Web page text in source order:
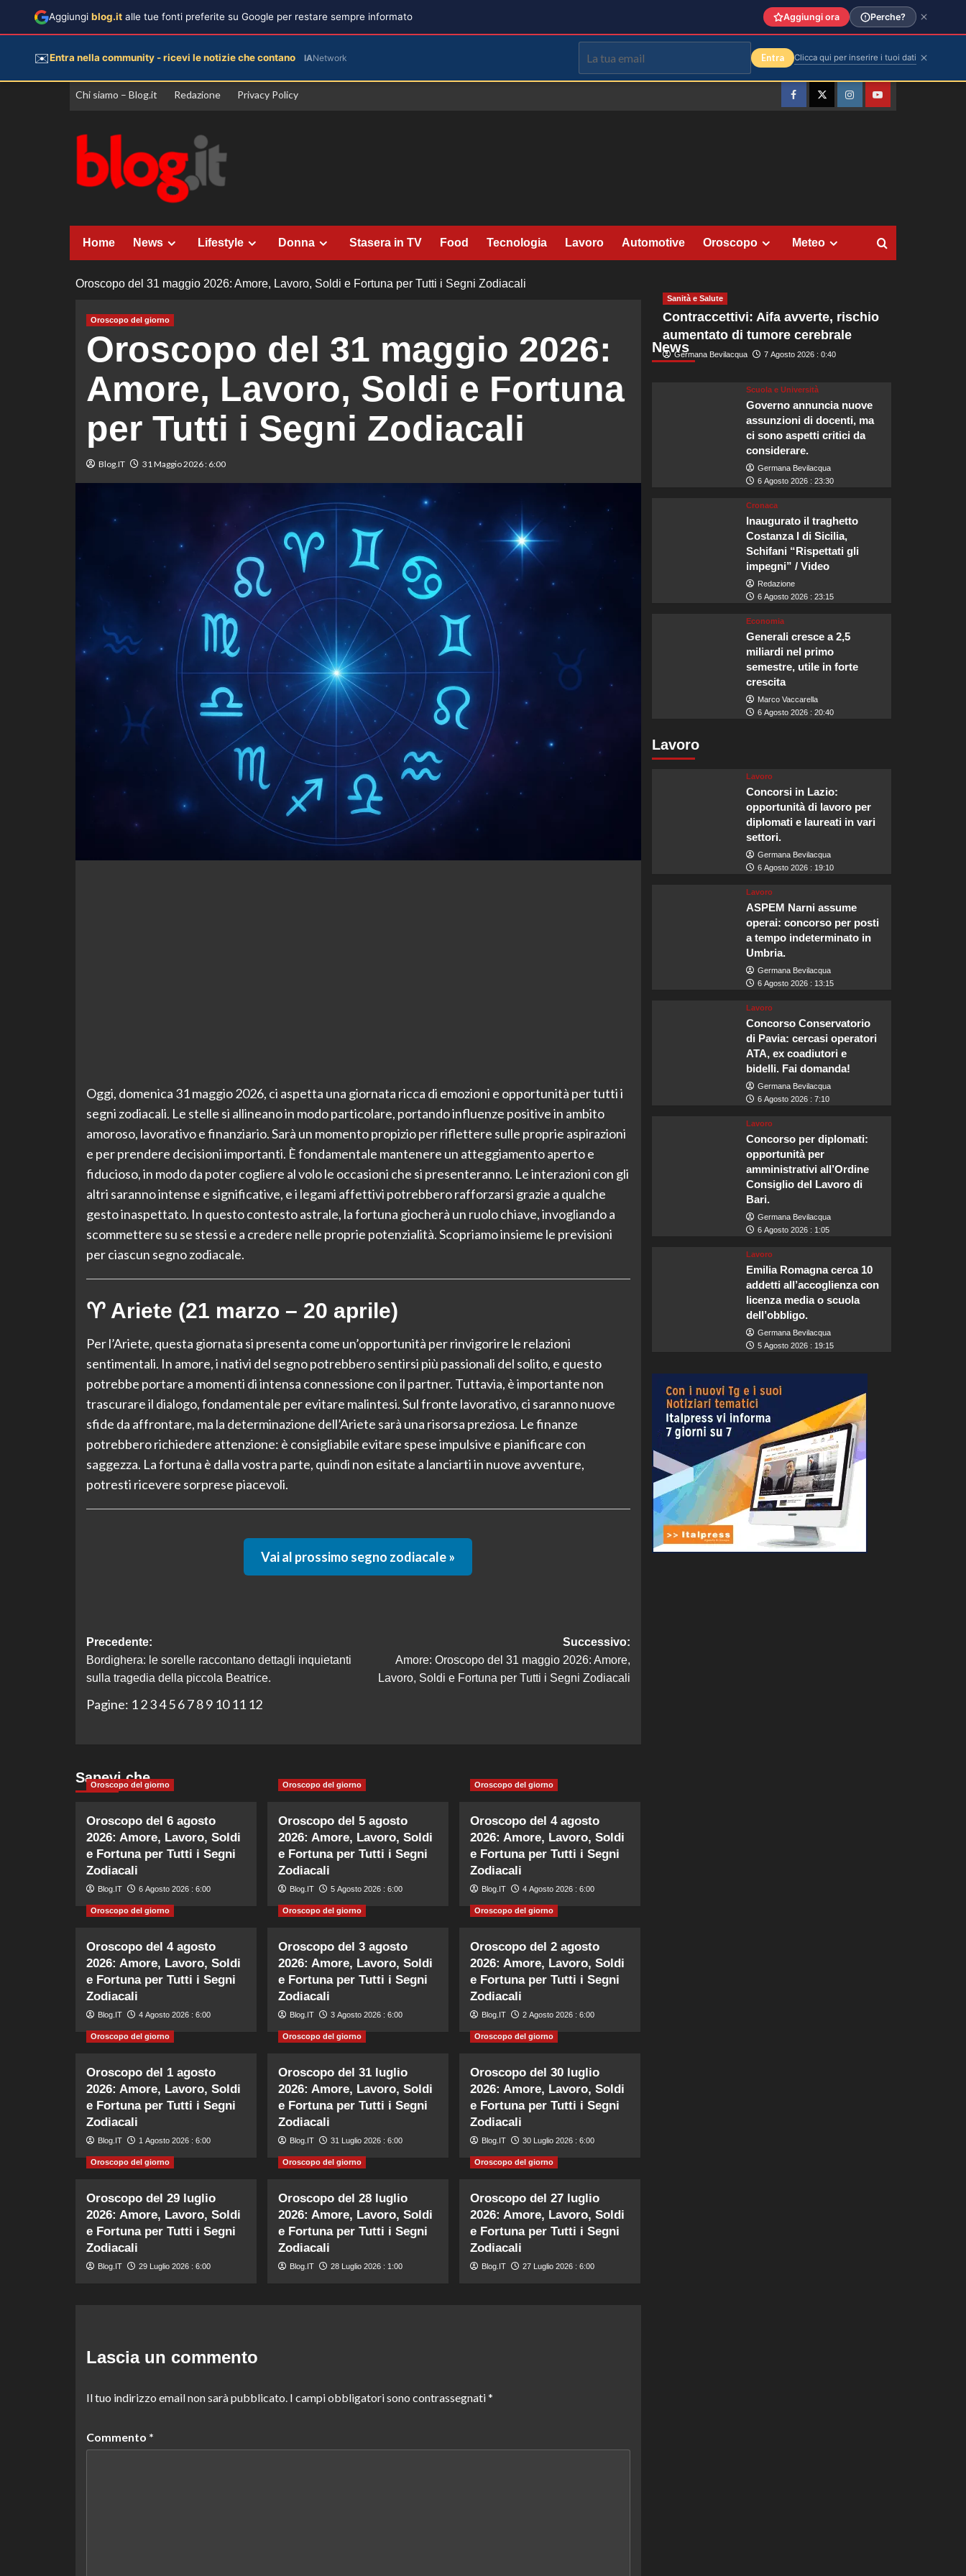
Vai
Chi siamo – Blog.it Redazione Privacy Policy
FacebookTwitterInstagramYouTube
Home News Lifestyle Donna Stasera in TV Food Tecnologia Lavoro Automotive Oroscopo Meteo
Oroscopo del 31 maggio 2026: Amore, Lavoro, Soldi e Fortuna per Tutti i Segni Zodiacali
Oroscopo del giorno
Oroscopo del 31 maggio 2026:
Amore, Lavoro, Soldi e Fortuna
per Tutti i Segni Zodiacali
Blog.IT 31 Maggio 2026 : 6:00
Oggi, domenica 31 maggio 2026, ci aspetta una giornata ricca di emozioni e opportunità per tutti i
segni zodiacali. Le stelle si allineano in modo particolare, portando influenze positive in ambito
amoroso, lavorativo e finanziario. Sarà un momento propizio per riflettere sulle proprie aspirazioni
e per prendere decisioni importanti. È fondamentale mantenere un atteggiamento aperto e
fiducioso, in modo da poter cogliere al volo le occasioni che si presenteranno. Le interazioni con gli
altri saranno intense e significative, e i legami affettivi potrebbero rafforzarsi grazie a qualche
gesto inaspettato. In questo contesto astrale, la fortuna giocherà un ruolo chiave, invogliando a
scommettere su se stessi e a credere nelle proprie potenzialità. Scopriamo insieme le previsioni
per ciascun segno zodiacale.
♈ Ariete (21 marzo – 20 aprile)
Per l’Ariete, questa giornata si presenta come un’opportunità per rinvigorire le relazioni
sentimentali. In amore, i nativi del segno potrebbero sentirsi più passionali del solito, e questo
potrebbe portare a momenti di intensa connessione con il partner. Tuttavia, è importante non
trascurare il dialogo, fondamentale per evitare malintesi. Sul fronte lavorativo, ci saranno nuove
sfide da affrontare, ma la determinazione dell’Ariete sarà una risorsa preziosa. Le finanze
potrebbero richiedere attenzione: è consigliabile evitare spese impulsive e pianificare con
saggezza. La fortuna è dalla vostra parte, quindi non esitate a lanciarti in nuove avventure,
potresti ricevere sorprese piacevoli.
Vai al prossimo segno zodiacale »
Navigazione
articolo
Precedente:
Bordighera: le sorelle raccontano dettagli inquietanti
sulla tragedia della piccola Beatrice.
Successivo:
Amore: Oroscopo del 31 maggio 2026: Amore,
Lavoro, Soldi e Fortuna per Tutti i Segni Zodiacali
Pagine: 1 2 34 5 6 7 8 9 10 11 12
Sapevi che…
Oroscopo del giorno
Oroscopo del 6 agosto
2026: Amore, Lavoro, Soldi
e Fortuna per Tutti i Segni
Zodiacali
Blog.IT 6 Agosto 2026 : 6:00
Oroscopo del giorno
Oroscopo del 5 agosto
2026: Amore, Lavoro, Soldi
e Fortuna per Tutti i Segni
Zodiacali
Blog.IT 5 Agosto 2026 : 6:00
Oroscopo del giorno
Oroscopo del 4 agosto
2026: Amore, Lavoro, Soldi
e Fortuna per Tutti i Segni
Zodiacali
Blog.IT 4 Agosto 2026 : 6:00
Oroscopo del giorno
Oroscopo del 4 agosto
2026: Amore, Lavoro, Soldi
e Fortuna per Tutti i Segni
Zodiacali
Blog.IT 4 Agosto 2026 : 6:00
Oroscopo del giorno
Oroscopo del 3 agosto
2026: Amore, Lavoro, Soldi
e Fortuna per Tutti i Segni
Zodiacali
Blog.IT 3 Agosto 2026 : 6:00
Oroscopo del giorno
Oroscopo del 2 agosto
2026: Amore, Lavoro, Soldi
e Fortuna per Tutti i Segni
Zodiacali
Blog.IT 2 Agosto 2026 : 6:00
Oroscopo del giorno
Oroscopo del 1 agosto
2026: Amore, Lavoro, Soldi
e Fortuna per Tutti i Segni
Zodiacali
Blog.IT 1 Agosto 2026 : 6:00
Oroscopo del giorno
Oroscopo del 31 luglio
2026: Amore, Lavoro, Soldi
e Fortuna per Tutti i Segni
Zodiacali
Blog.IT 31 Luglio 2026 : 6:00
Oroscopo del giorno
Oroscopo del 30 luglio
2026: Amore, Lavoro, Soldi
e Fortuna per Tutti i Segni
Zodiacali
Blog.IT 30 Luglio 2026 : 6:00
Oroscopo del giorno
Oroscopo del 29 luglio
2026: Amore, Lavoro, Soldi
e Fortuna per Tutti i Segni
Zodiacali
Blog.IT 29 Luglio 2026 : 6:00
Oroscopo del giorno
Oroscopo del 28 luglio
2026: Amore, Lavoro, Soldi
e Fortuna per Tutti i Segni
Zodiacali
Blog.IT 28 Luglio 2026 : 1:00
Oroscopo del giorno
Oroscopo del 27 luglio
2026: Amore, Lavoro, Soldi
e Fortuna per Tutti i Segni
Zodiacali
Blog.IT 27 Luglio 2026 : 6:00
Lascia un commento
Il tuo indirizzo email non sarà pubblicato. I campi obbligatori sono contrassegnati*
Commento *
News
Sanità e Salute
Contraccettivi: Aifa avverte, rischio
aumentato di tumore cerebrale
Germana Bevilacqua 7 Agosto 2026 : 0:40
Scuola e Università
Governo annuncia nuove
assunzioni di docenti, ma
ci sono aspetti critici da
considerare.
Germana Bevilacqua
6 Agosto 2026 : 23:30
Cronaca
Inaugurato il traghetto
Costanza I di Sicilia,
Schifani “Rispettati gli
impegni” / Video
Redazione
6 Agosto 2026 : 23:15
Economia
Generali cresce a 2,5
miliardi nel primo
semestre, utile in forte
crescita
Marco Vaccarella
6 Agosto 2026 : 20:40
Lavoro
Lavoro
Concorsi in Lazio:
opportunità di lavoro per
diplomati e laureati in vari
settori.
Germana Bevilacqua
6 Agosto 2026 : 19:10
Lavoro
ASPEM Narni assume
operai: concorso per posti
a tempo indeterminato in
Umbria.
Germana Bevilacqua
6 Agosto 2026 : 13:15
Lavoro
Concorso Conservatorio
di Pavia: cercasi operatori
ATA, ex coadiutori e
bidelli. Fai domanda!
Germana Bevilacqua
6 Agosto 2026 : 7:10
Lavoro
Concorso per diplomati:
opportunità per
amministrativi all’Ordine
Consiglio del Lavoro di
Bari.
Germana Bevilacqua
6 Agosto 2026 : 1:05
Lavoro
Emilia Romagna cerca 10
addetti all’accoglienza con
licenza media o scuola
dell’obbligo.
Germana Bevilacqua
5 Agosto 2026 : 19:15
Aggiungi blog.it alle tue fonti preferite su Google per restare sempre informato Aggiungi ora Perche?
✉️Entra nella community - ricevi le notizie che contano IANetwork Entra Clicca qui per inserire i tuoi dati